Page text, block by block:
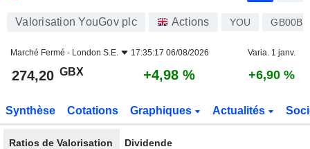
Valorisation YouGov plc Actions YOU
Marché Fermé - London S.E. 17:35:17 06/08/2026 Varia. 1 janv.
274,20 GBX +4,98 % +6,90 %
Synthèse Cotations Graphiques Actualités
Ratios de Valorisation Dividende